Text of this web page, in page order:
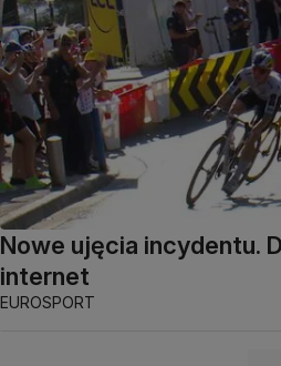
Nowe ujęcia incydentu.
internet
EUROSPORT